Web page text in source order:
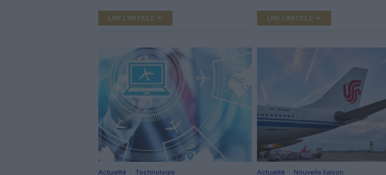
plusieurs semaines de rumeurs de tensions de
trésorerie. L’annonce confirme que la compagnie
LIRE L'ARTICLE
haute saison. Au-delà du seul axe France-
le partenariat vise aussi à mieux alimenter
LIRE L'ARTICLE
Actualité Technologie Actualité Nouvelle liaison